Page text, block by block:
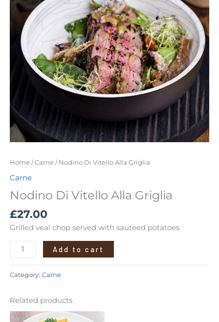
Home/Carne/ Nodino Di Vitello Alla Griglia
Carne
Nodino Di Vitello Alla Griglia
£27.00
Grilled veal chop served with sauteed potatoes
quantity
Add to cart
Category: Carne
Related products